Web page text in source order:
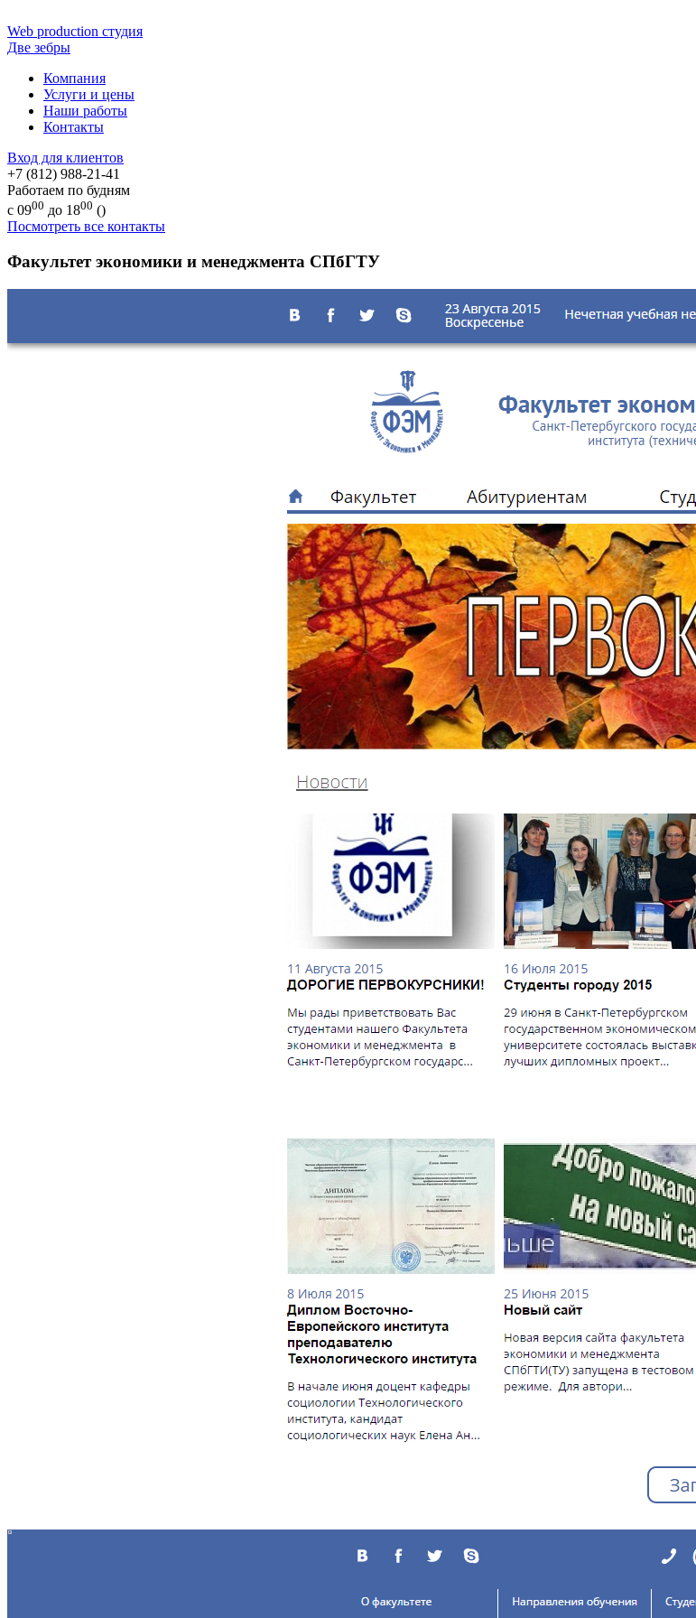
Web production студия
Две зебры
Компания
Услуги и цены
Наши работы
Контакты
Вход для клиентов
+7 (812) 988-21-41
Работаем по будням
с 0900 до 1800 ()
Посмотреть все контакты
Факультет экономики и менеджмента СПбГТУ